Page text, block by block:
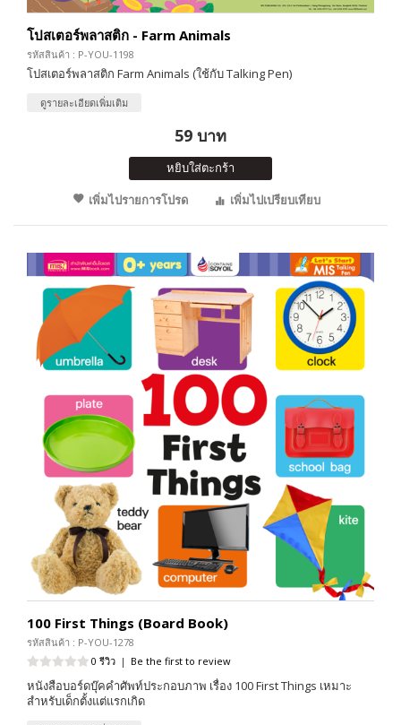
โปสเตอร์พลาสติก - Farm Animals
รหัสสินค้า : P-YOU-1198
โปสเตอร์พลาสติก Farm Animals (ใช้กับ Talking Pen)
ดูรายละเอียดเพิ่มเติม
59 บาท
หยิบใส่ตะกร้า
เพิ่มไปรายการโปรด
เพิ่มไปเปรียบเทียบ
100 First Things (Board Book)
รหัสสินค้า : P-YOU-1278
0 รีวิว | Be the first to review
หนังสือบอร์ดบุ๊คคำศัพท์ประกอบภาพ เรื่อง 100 First Things เหมาะ
สำหรับเด็กตั้งแต่แรกเกิด